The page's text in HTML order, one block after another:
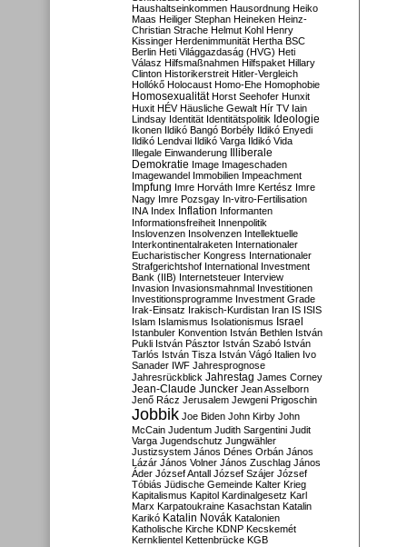
Haushaltseinkommen Hausordnung Heiko
Maas Heiliger Stephan Heineken Heinz-
Christian Strache Helmut Kohl Henry
Kissinger Herdenimmunität Hertha BSC
Berlin Heti Világgazdaság (HVG) Heti
Válasz Hilfsmaßnahmen Hilfspaket Hillary
Clinton Historikerstreit Hitler-Vergleich
Hollókő Holocaust Homo-Ehe Homophobie
Homosexualität Horst Seehofer Hunxit
Huxit HÉV Häusliche Gewalt Hír TV Iain
Lindsay Identität Identitätspolitik Ideologie
Ikonen Ildikó Bangó Borbély Ildikó Enyedi
Ildikó Lendvai Ildikó Varga Ildikó Vida
Illegale Einwanderung Illiberale
Demokratie Image Imageschaden
Imagewandel Immobilien Impeachment
Impfung Imre Horváth Imre Kertész Imre
Nagy Imre Pozsgay In-vitro-Fertilisation
INA Index Inflation Informanten
Informationsfreiheit Innenpolitik
Inslovenzen Insolvenzen Intellektuelle
Interkontinentalraketen Internationaler
Eucharistischer Kongress Internationaler
Strafgerichtshof International Investment
Bank (IIB) Internetsteuer Interview
Invasion Invasionsmahnmal Investitionen
Investitionsprogramme Investment Grade
Irak-Einsatz Irakisch-Kurdistan Iran IS ISIS
Islam Islamismus Isolationismus Israel
Istanbuler Konvention István Bethlen István
Pukli István Pásztor István Szabó István
Tarlós István Tisza István Vágó Italien Ivo
Sanader IWF Jahresprognose
Jahresrückblick Jahrestag James Corney
Jean-Claude Juncker Jean Asselborn
Jenő Rácz Jerusalem Jewgeni Prigoschin
Jobbik Joe Biden John Kirby John
McCain Judentum Judith Sargentini Judit
Varga Jugendschutz Jungwähler
Justizsystem János Dénes Orbán János
Lázár János Volner János Zuschlag János
Áder József Antall József Szájer József
Tóbiás Jüdische Gemeinde Kalter Krieg
Kapitalismus Kapitol Kardinalgesetz Karl
Marx Karpatoukraine Kasachstan Katalin
Karikó Katalin Novák Katalonien
Katholische Kirche KDNP Kecskemét
Kernklientel Kettenbrücke KGB